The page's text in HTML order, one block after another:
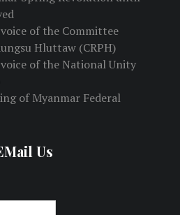
of the Committee
Hluttaw (CRPH)
of the National Unity
of Myanmar Federal
Us